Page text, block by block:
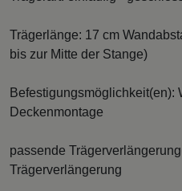
Trägerlänge: 17 cm
bis zur Mitte der Stange)
Befestigungsmöglichkeit(en):
Deckenmontage
passende
Trägerverlängerung